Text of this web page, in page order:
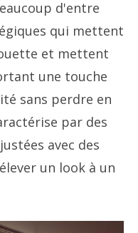
d'entre
qui mettent
et mettent
une touche
sans perdre en
par des
avec des
un look à un